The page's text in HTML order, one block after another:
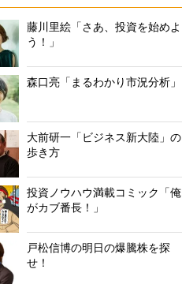
藤川里絵「さあ、投資を始めよ
う！」
森口亮「まるわかり市況分析」
大前研一「ビジネス新大陸」の
歩き方
投資ノウハウ満載コミック「俺
がカブ番長！」
戸松信博の明日の爆騰株を探
せ！